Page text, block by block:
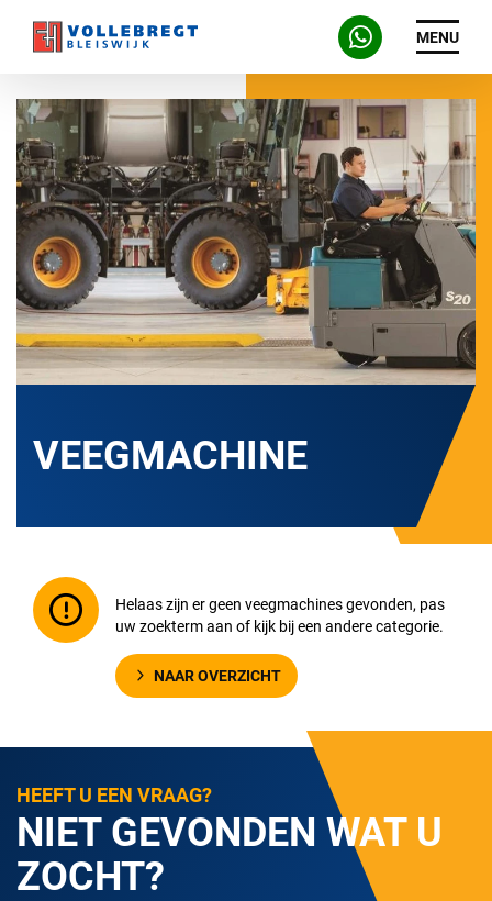
MENU
VEEGMACHINE
Helaas zijn er geen veegmachines gevonden, pas
uw zoekterm aan of kijk bij een andere categorie.
NAAR OVERZICHT
HEEFT U EEN VRAAG?
NIET GEVONDEN WAT U
ZOCHT?